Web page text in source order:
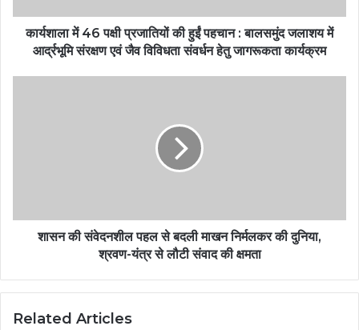
कार्यशाला में 46 पक्षी प्रजातियों की हुईं पहचान : बालसमुंद जलाशय में
आर्द्रभूमि संरक्षण एवं जैव विविधता संवर्धन हेतु जागरूकता कार्यक्रम
शासन की संवेदनशील पहल से बदली माखन निर्मलकर की दुनिया,
श्रवण-यंत्र से लौटी संवाद की क्षमता
Related Articles